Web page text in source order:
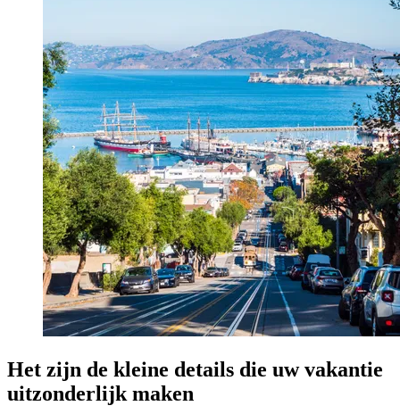
Het zijn de kleine details die uw vakantie
uitzonderlijk maken